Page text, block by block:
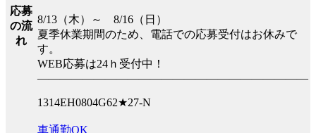
応募
の流
れ
8/13（木）～ 8/16（日）
夏季休業期間のため、電話での応募受付はお休みで
す。
WEB応募は24ｈ受付中！
――――――――――――――――――――――――
1314EH0804G62★27-N
車通勤OK